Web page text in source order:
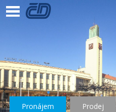
Pronájem Prodej